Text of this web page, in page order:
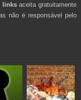
linksaceita gratuitamente
não é responsável pelo